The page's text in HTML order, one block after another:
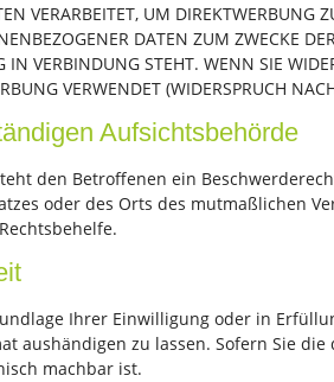
VERARBEITET, UM DIREKTWERBUNG
DATEN ZUM ZWECKE
VERBINDUNG STEHT. WENN SIE
VERWENDET (WIDERSPRUCH
Aufsichts­behörde
den Betroffenen ein
oder des Orts des mutmaßlichen
Ihrer Einwilligung oder in
aushändigen zu lassen. Sofern Sie
machbar ist.